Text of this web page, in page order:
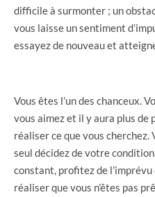
difficile à surmonter ; un
vous laisse un sentiment
essayez de nouveau et
Vous êtes l’un des chanceux.
vous aimez et il y aura plus de
réaliser ce que vous cherchez.
seul décidez de votre
constant, profitez de l’imprévu
réaliser que vous n’êtes pas